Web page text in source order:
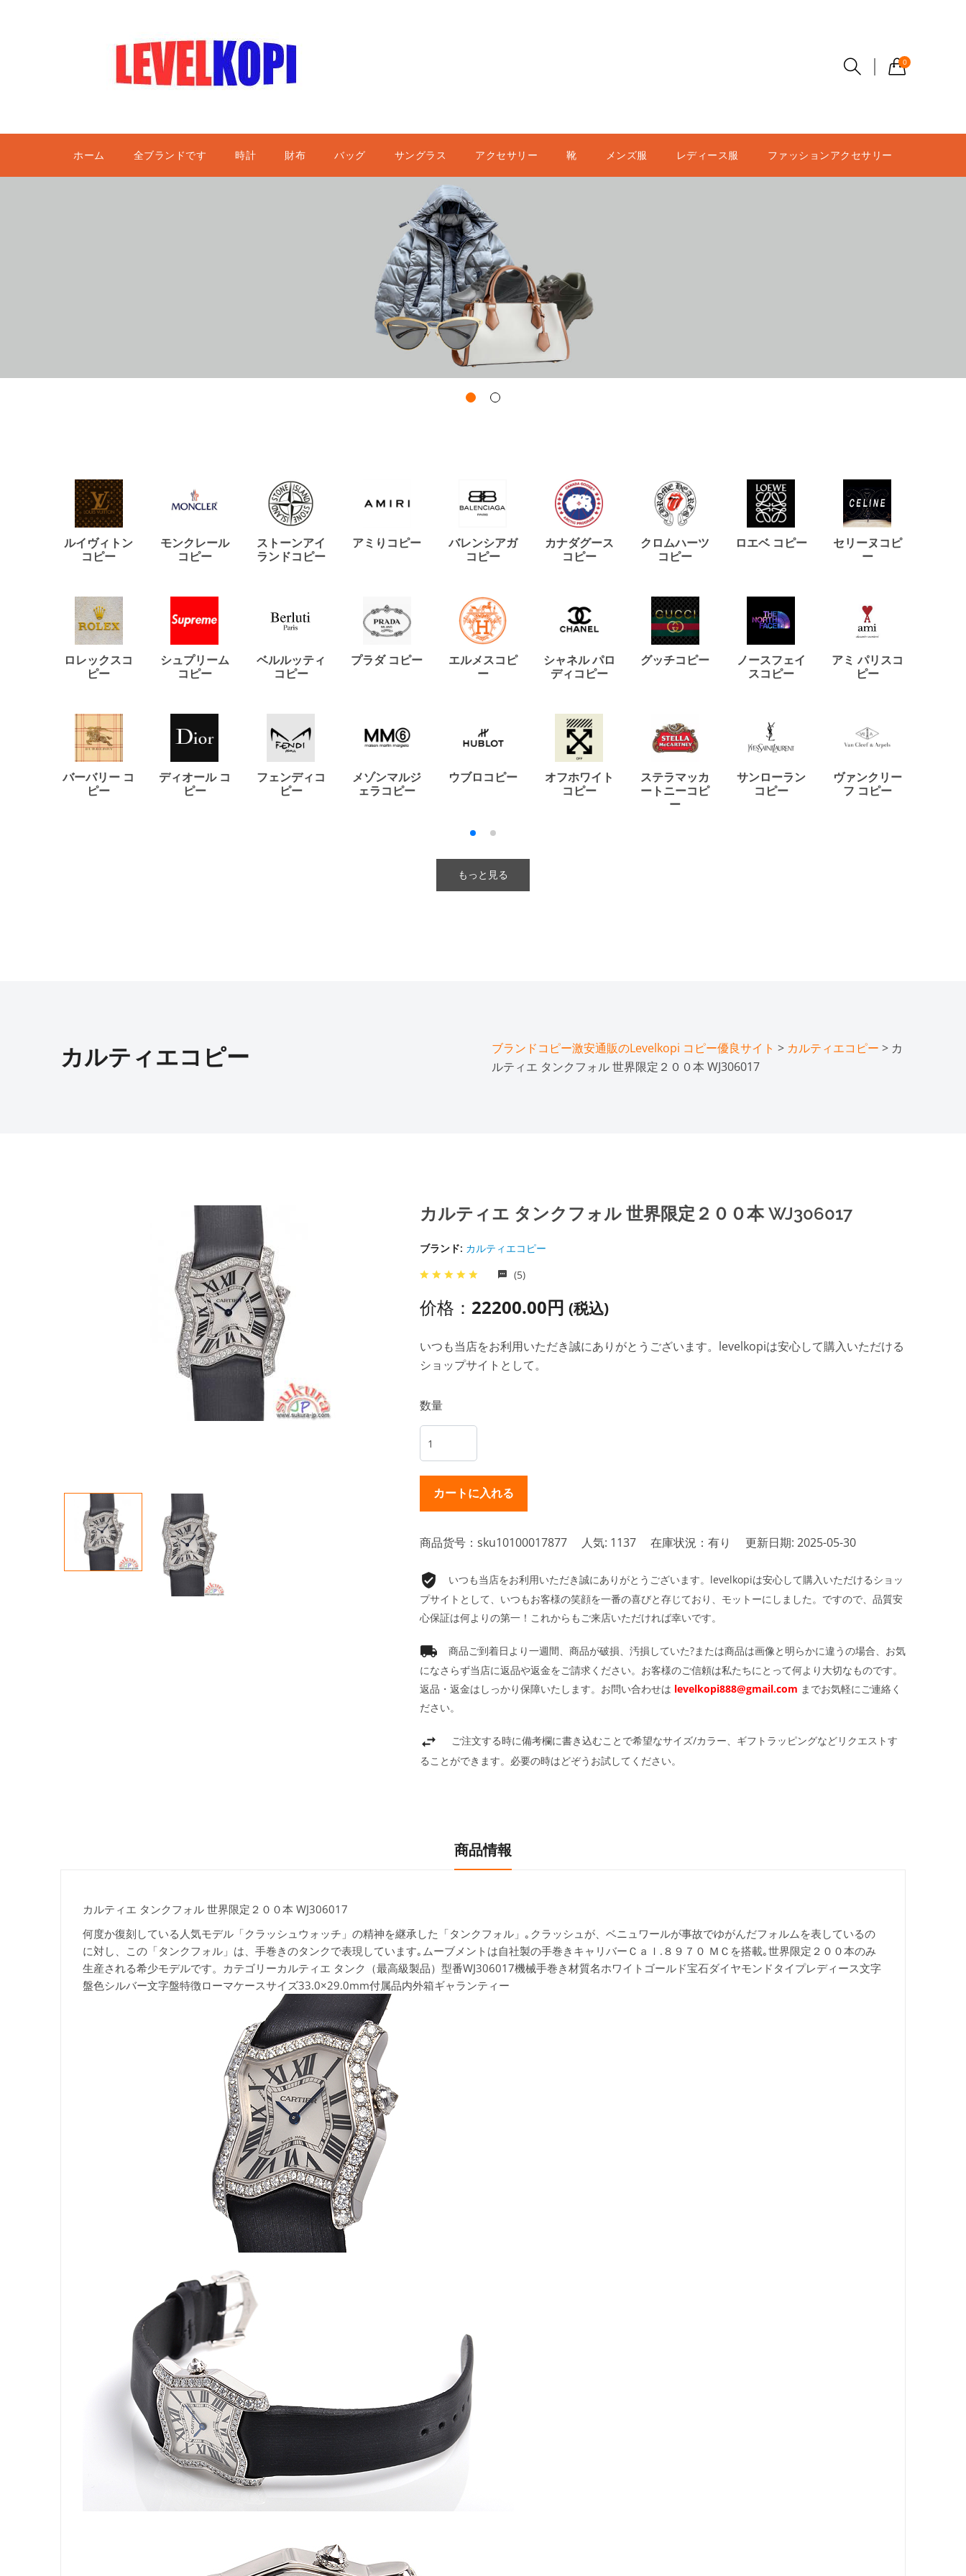
0
ホーム 全ブランドです 時計 財布 バッグ サングラス アクセサリー 靴 メンズ服 レディース服 ファッションアクセサリー
ルイヴィトン
コピー
モンクレール
コピー
ストーンアイ
ランドコピー
アミりコピー
バレンシアガ
コピー
カナダグース
コピー
クロムハーツ
コピー
ロエベ コピー
セリーヌコピ
ー
ロレックスコ
ピー
シュプリーム
コピー
ベルルッティ
コピー
プラダ コピー
エルメスコピ
ー
シャネル パロ
ディコピー
グッチコピー
ノースフェイ
スコピー
アミ パリスコ
ピー
バーバリー コ
ピー
ディオール コ
ピー
フェンディコ
ピー
メゾンマルジ
ェラコピー
ウブロコピー
オフホワイト
コピー
ステラマッカ
ートニーコピ
ー
サンローラン
コピー
ヴァンクリー
フ コピー
もっと見る
カルティエコピー ブランドコピー激安通販のLevelkopi コピー優良サイト > カルティエコピー > カ
ルティエ タンクフォル 世界限定２００本 WJ306017
カルティエ タンクフォル 世界限定２００本 WJ306017
ブランド: カルティエコピー
(5)
价格： 22200.00円 (税込)
いつも当店をお利用いただき誠にありがとうございます。levelkopiは安心して購入いただける
ショップサイトとして。
数量
商品货号：sku10100017877 人気: 1137 在庫状況：有り 更新日期: 2025-05-30
いつも当店をお利用いただき誠にありがとうございます。levelkopiは安心して購入いただけるショッ
プサイトとして、いつもお客様の笑顔を一番の喜びと存じており、モットーにしました。ですので、品質安
心保証は何よりの第一！これからもご来店いただければ幸いです。
商品ご到着日より一週間、商品が破損、汚損していた?または商品は画像と明らかに違うの場合、お気
になさらず当店に返品や返金をご請求ください。お客様のご信頼は私たちにとって何より大切なものです。
返品・返金はしっかり保障いたします。お問い合わせは levelkopi888@gmail.com までお気軽にご連絡く
ださい。
ご注文する時に備考欄に書き込むことで希望なサイズ/カラー、ギフトラッピングなどリクエストす
ることができます。必要の時はどぞうお試してください。
商品情報
カルティエ タンクフォル 世界限定２００本 WJ306017
何度か復刻している人気モデル「クラッシュウォッチ」の精神を継承した「タンクフォル」｡クラッシュが、ベニュワールが事故でゆがんだフォルムを表しているの
に対し、この「タンクフォル」は、手巻きのタンクで表現しています｡ムーブメントは自社製の手巻きキャリバーＣａｌ.８９７０ ＭＣを搭載｡世界限定２００本のみ
生産される希少モデルです。カテゴリーカルティエ タンク（最高級製品）型番WJ306017機械手巻き材質名ホワイトゴールド宝石ダイヤモンドタイプレディース文字
盤色シルバー文字盤特徴ローマケースサイズ33.0×29.0mm付属品内外箱ギャランティー